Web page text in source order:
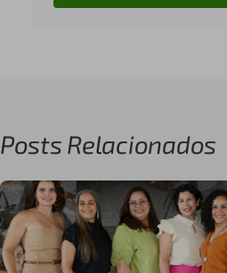
Posts Relacionados